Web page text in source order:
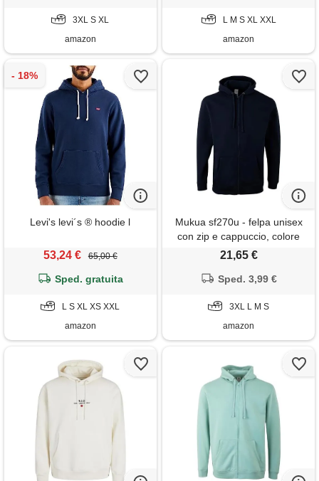
3XL S XL
amazon
L M S XL XXL
amazon
Levi's levi´s ® hoodie l
53,24 € 65,00 €
Sped. gratuita
L S XL XS XXL
amazon
Mukua sf270u - felpa unisex
con zip e cappuccio, colore
navy, taglia 3xl, navy, 3xl
21,65 €
Sped. 3,99 €
3XL L M S
amazon